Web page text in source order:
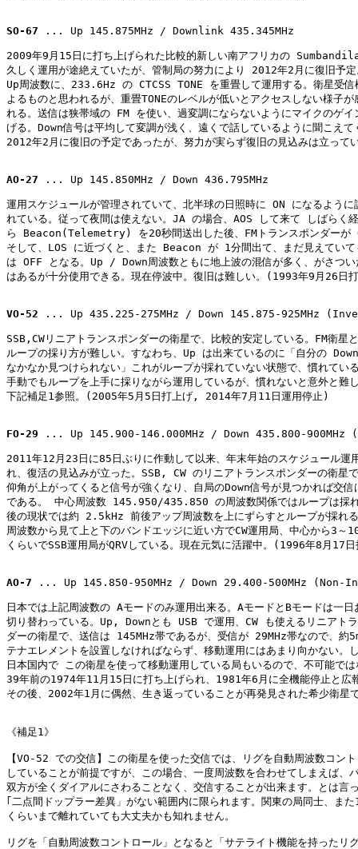
SO-67 ... Up 145.875MHz / Downlink 435.345MHz
2009年9月15日に打ち上げられた比較的新しい南アフリカの
久しく運用が途絶えていたが、管制局の努力により 2012年2月に復旧予定
Up周波数に、233.6Hz の CTCSS TONE を重畳して運用する。衛星受信
よるものと思われるが、重畳TONEのレベルが低いとアクセスしない様子が
れる。送信は狭帯域の FM を使い、過変調にならないようにマイクのゲイ
げる。Down信号は平均して変調が浅く、遠くで話しているように聞こえて
2012年2月に復旧の予定であったが、努力が実らず復旧の見込みは立って
AO-27 ... Up 145.850MHz / Down 436.795MHz
運用スケジュールが管理されていて、北半球の日照時に ON になるように
れている。従って夜間は使えない。JA の場合、AOS して来て しばらく
ら Beacon(Telemetry) を20秒間送出した後、FMトランスポンダーが
そして、LOS に近づくと、また Beacon が 1分間出て、まだ見えていて
は OFF となる。Up / Down周波数ともに地上波の混信が多く、がさつい
はあるが十分使用できる。現在停波中。復旧は難しい。(1993年9月26日
VO-52 ... Up 435.225-275MHz / Down 145.875-925MHz
SSB,CWリニアトランスポンダーの衛星で、比較的安定している。FM衛星
ループの採り方が難しい。すなわち、Up は出来ているのに「自分の
なかなか見つけられない」これがループが採れていない状態で、慣れてい
手動でもループを上手に採りながら運用しているが、慣れないと意外と難
下記補足1参照。(2005年5月5日打上げ, 2014年7月11日運用停止)
FO-29 ... Up 145.900-146.000MHz / Down 435.800-
2011年12月23日に85日ぶりに作動して以来、年末年始のスケジュール運
れ、復活の見込みが立った。SSB, CW のリニアトランスポンダーの衛星
仰角が上がってくると信号が強くなり、自局のDown信号が見つかれば交信
である。 中心周波数 145.950/435.850 の周波数関係ではループは採
後の現状では約 2.5kHz 前後アップ周波数を上にずらすとループが採れ
周波数から見て上と下のバンドエッジに近い方でCW運用局、中心から3～
くらいでSSB運用局がQRVしている。現在元気に活躍中。(1996年8月17
AO-7 ... Up 145.850-950MHz / Down 29.400-500MHz (Non-
日本では上記周波数の Aモードのみ運用出来る。AモードとBモードは一日
切り替わっている。Up, Downとも USB で運用、CW も使えるリニアト
ダーの衛星で、送信は 145MHz帯であるが、受信が 29MHz帯なので、約
テナエレメントを設置しなければならず、移動運用にはあまり向かない。
日本国内で この衛星を使って移動運用している局もいるので、不可能では
39年前の1974年11月15日に打ち上げられ、1981年6月に全機能停止と広
その後、2002年1月に偶然、生き返っていることが再発見された希少衛星
《補足1》
【VO-52 での交信】この衛星を使った交信では、リグを自動周波数コン
していることが前提ですが、この場合、一度周波数を合わせてしまえば、
双方が全くダイアルにさわることなく、交信することが出来ます。とは言
｢二点間ドップラー差異」がない範囲内に限られます。関東の局同士、ま
くらいまで離れていても大丈夫かも知れません。
リグを「自動周波数コントロール」となると「サテライト機能を持ったリ